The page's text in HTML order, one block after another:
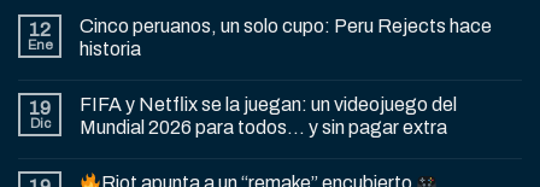
12
Ene
Cinco peruanos, un solo cupo: Peru Rejects hace
historia
19
Dic
FIFA y Netflix se la juegan: un videojuego del
Mundial 2026 para todos… y sin pagar extra